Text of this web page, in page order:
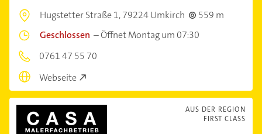
Hugstetter Straße 1,79224 Umkirch
559 m
Geschlossen –Öffnet Montag um 07:30
0761 47 55 70
Webseite
AUS DER REGION
FIRST CLASS